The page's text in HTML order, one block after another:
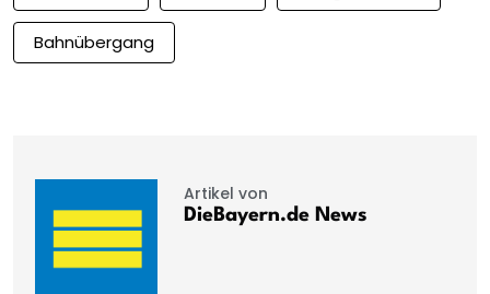
Bahnübergang
Artikel von
DieBayern.de News